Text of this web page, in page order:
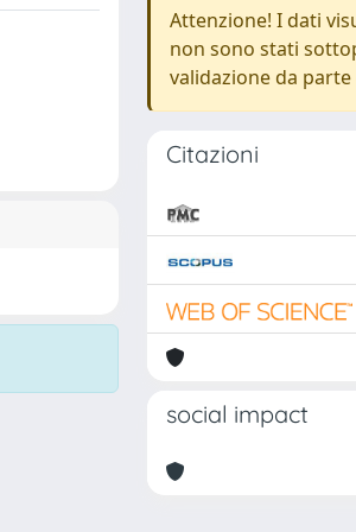
Attenzione! I dati
non sono stati
validazione da
Citazioni
social impact